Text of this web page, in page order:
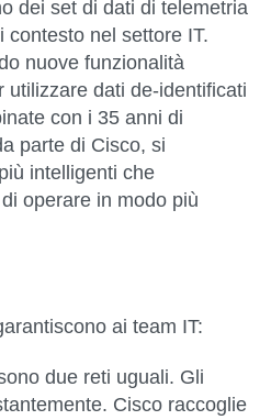
dei set di dati di telemetria
contesto nel settore IT.
nuove funzionalità
utilizzare dati de-identificati
con i 35 anni di
parte di Cisco, si
intelligenti che
operare in modo più
ai team IT:
due reti uguali. Gli
Cisco raccoglie